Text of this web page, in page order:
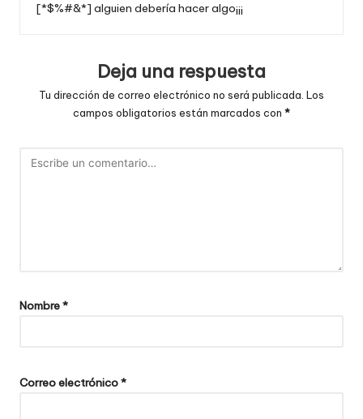
[*$%#&*] alguien debería hacer algo¡¡¡
Deja una respuesta
Tu dirección de correo electrónico no será publicada. Los
campos obligatorios están marcados con *
Nombre*
Correo electrónico*